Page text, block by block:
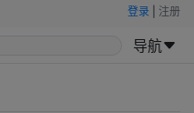
登录 注册
导航